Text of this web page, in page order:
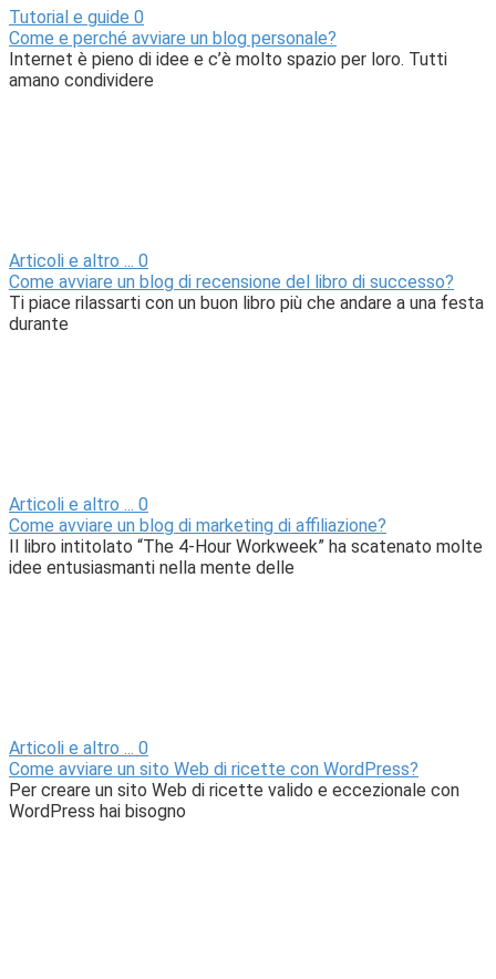
Tutorial e guide 0
Come e perché avviare un blog personale?
Internet è pieno di idee e c’è molto spazio per loro. Tutti
amano condividere
Articoli e altro ... 0
Come avviare un blog di recensione del libro di successo?
Ti piace rilassarti con un buon libro più che andare a una festa
durante
Articoli e altro ... 0
Come avviare un blog di marketing di affiliazione?
Il libro intitolato “The 4-Hour Workweek” ha scatenato molte
idee entusiasmanti nella mente delle
Articoli e altro ... 0
Come avviare un sito Web di ricette con WordPress?
Per creare un sito Web di ricette valido e eccezionale con
WordPress hai bisogno